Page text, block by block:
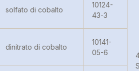
solfato di cobalto
10124-
43-3
dinitrato di cobalto
10141-
05-6